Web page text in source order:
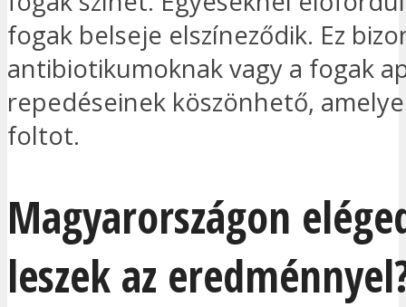
fogak belseje elszíneződik. Ez
antibiotikumoknak vagy a fogak
repedéseinek köszönhető,
foltot.
Magyarországon
leszek az